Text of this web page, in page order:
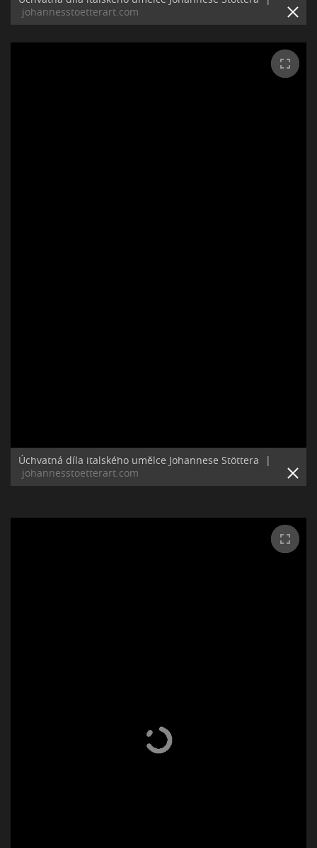
johannesstoetterart.com
Úchvatná díla italského umělce Johannese Stöttera
|
johannesstoetterart.com